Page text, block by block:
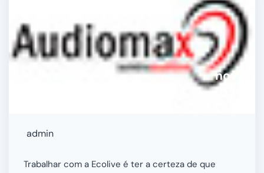
nov,
admin
Trabalhar com a Ecolive é ter a certeza de que